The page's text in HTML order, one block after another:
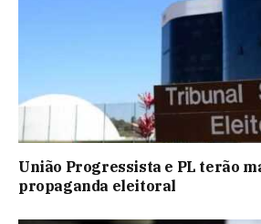
União Progressista e PL terão
propaganda eleitoral